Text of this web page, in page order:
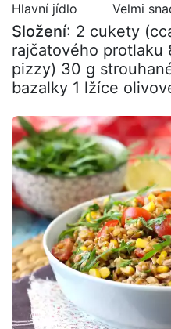
Hlavní jídlo Velmi
Složení: 2 cukety
rajčatového protlaku
pizzy) 30 g
bazalky 1 lžíce